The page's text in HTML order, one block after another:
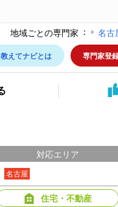
地域ごとの専門家 名古
教えてナビとは 専門家登
対応エリア
名古屋
住宅・不動産